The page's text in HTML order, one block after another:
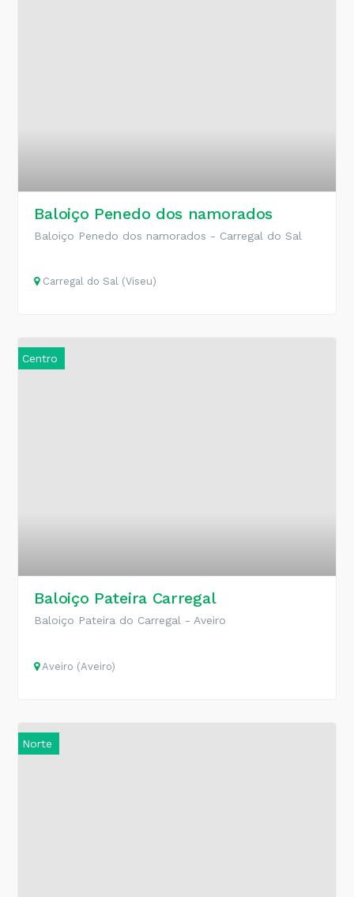
Baloiço Penedo dos namorados
Baloiço Penedo dos namorados - Carregal do Sal
Carregal do Sal (Viseu)
Centro
Baloiço Pateira Carregal
Baloiço Pateira do Carregal - Aveiro
Aveiro (Aveiro)
Norte